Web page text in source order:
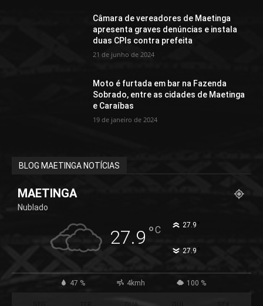
Câmara de vereadores de Maetinga
apresenta graves denúncias e instala
duas CPIs contra prefeita
21 de junho de 2024
Moto é furtada em bar na Fazenda
Sobrado, entre as cidades de Maetinga
e Caraíbas
19 de janeiro de 2024
BLOG MAETINGA NOTÍCIAS
MAETINGA
Nublado
27.9 °C 27.9
27.9
47 % 4kmh 100 %